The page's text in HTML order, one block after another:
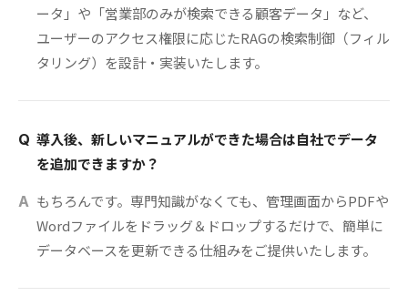
ータ」や「営業部のみが検索できる顧客データ」など、
ユーザーのアクセス権限に応じたRAGの検索制御（フィル
タリング）を設計・実装いたします。
Q 導入後、新しいマニュアルができた場合は自社でデータ
を追加できますか？
A もちろんです。専門知識がなくても、管理画面からPDFや
Wordファイルをドラッグ＆ドロップするだけで、簡単に
データベースを更新できる仕組みをご提供いたします。